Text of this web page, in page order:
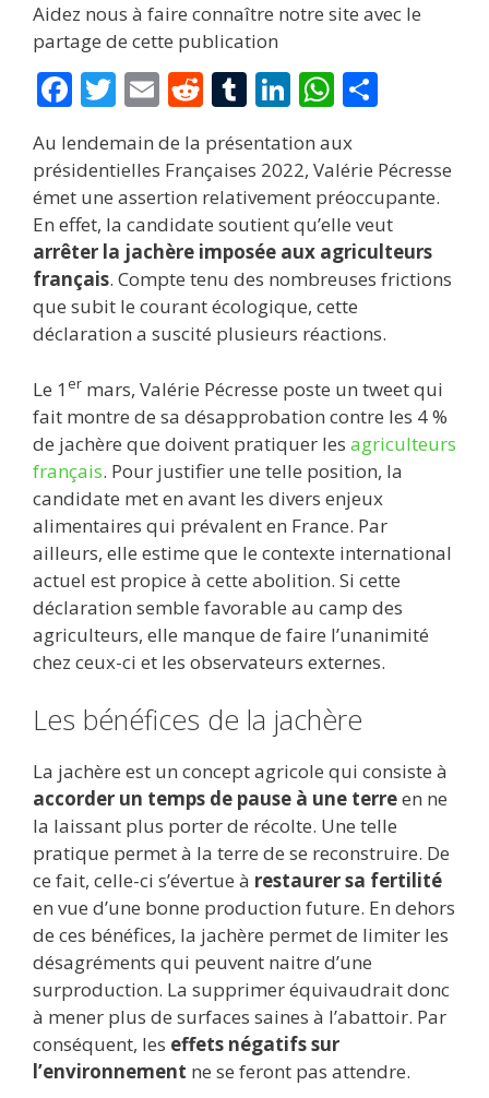
Aidez nous à faire connaître notre site avec le
partage de cette publication
F
ac
e
b
o
o
k
T
w
itt
er
E
m
ai
l
R
d
di
t
T
m
bl
r
Li
n
k
e
dI
n
W
at
s
A
p
p
ta
g
er
Au lendemain de la présentation aux
présidentielles Françaises 2022, Valérie Pécresse
émet une assertion relativement préoccupante.
En effet, la candidate soutient qu’elle veut
arrêter la jachère imposée aux agriculteurs
français. Compte tenu des nombreuses frictions
que subit le courant écologique, cette
déclaration a suscité plusieurs réactions.
Le 1 er mars, Valérie Pécresse poste un tweet qui
fait montre de sa désapprobation contre les 4 %
de jachère que doivent pratiquer les agriculteurs
français. Pour justifier une telle position, la
candidate met en avant les divers enjeux
alimentaires qui prévalent en France. Par
ailleurs, elle estime que le contexte international
actuel est propice à cette abolition. Si cette
déclaration semble favorable au camp des
agriculteurs, elle manque de faire l’unanimité
chez ceux-ci et les observateurs externes.
Les bénéfices de la jachère
La jachère est un concept agricole qui consiste à
accorder un temps de pause à une terreen ne
la laissant plus porter de récolte. Une telle
pratique permet à la terre de se reconstruire. De
ce fait, celle-ci s’évertue à restaurer sa fertilité
en vue d’une bonne production future. En dehors
de ces bénéfices, la jachère permet de limiter les
désagréments qui peuvent naitre d’une
surproduction. La supprimer équivaudrait donc
à mener plus de surfaces saines à l’abattoir. Par
conséquent, les effets négatifs sur
l’environnement ne se feront pas attendre.